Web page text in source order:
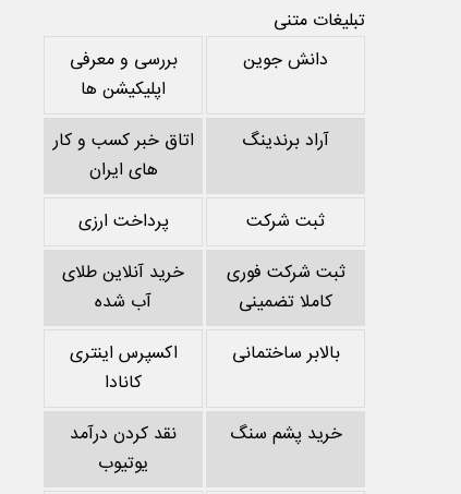
تبلیغات متنی
دانش جوین
بررسی و معرفی
اپلیکیشن ها
آراد برندینگ
اتاق خبر کسب و کار
های ایران
ثبت شرکت
پرداخت ارزی
ثبت شرکت فوری
کاملا تضمینی
خرید آنلاین طلای
آب شده
بالابر ساختمانی
اکسپرس اینتری
کانادا
خرید پشم سنگ
نقد کردن درآمد
یوتیوب